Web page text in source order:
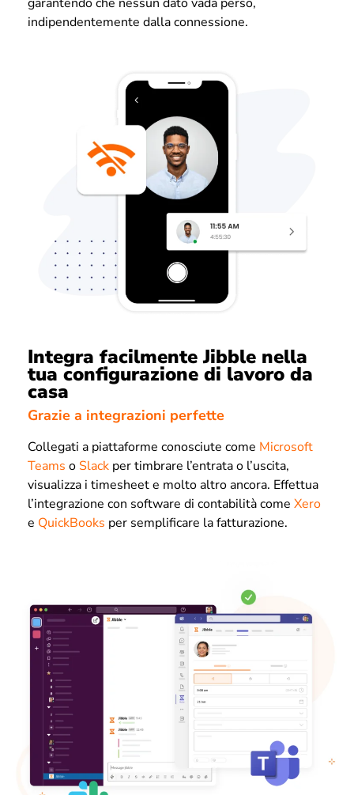
indipendentemente dalla connessione.
Integra facilmente Jibble nella
tua configurazione di lavoro da
casa
Grazie a integrazioni perfette
Collegati a piattaforme conosciute come Microsoft
Teams o Slack per timbrare l’entrata o l’uscita,
visualizza i timesheet e molto altro ancora. Effettua
l’integrazione con software di contabilità come Xero
e QuickBooks per semplificare la fatturazione.